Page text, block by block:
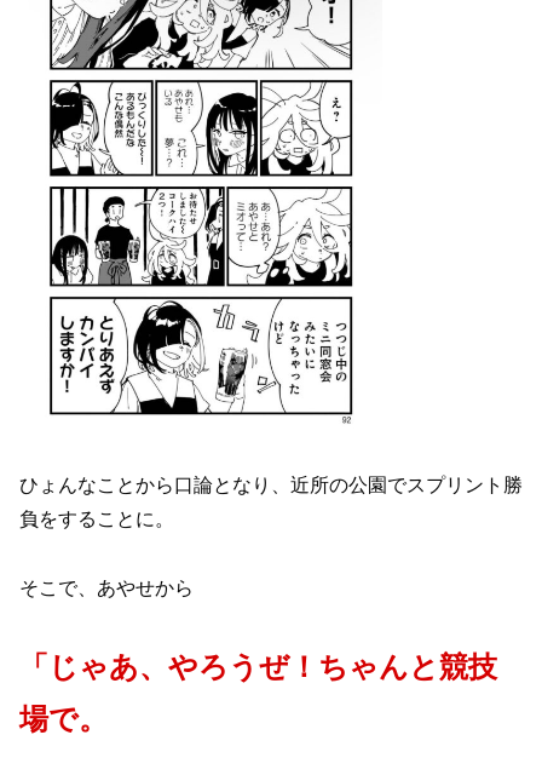
ひょんなことから口論となり、近所の公園でスプリント勝
負をすることに。
そこで、あやせから
「じゃあ、やろうぜ！ちゃんと競技
場で。